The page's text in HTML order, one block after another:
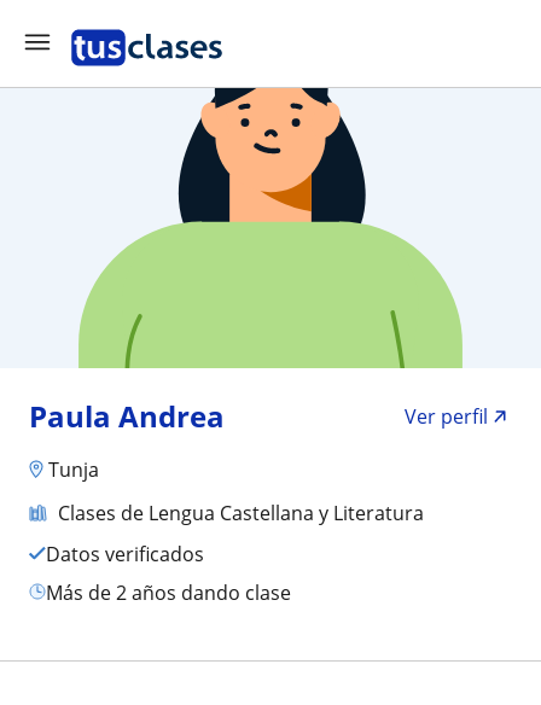
Paula Andrea
Ver perfil
Tunja
Clases de Lengua Castellana y Literatura
Datos verificados
más de 2 años dando clase